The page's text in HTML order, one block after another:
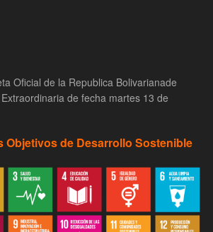
Oficial de la Republica Bolivarianade
de fecha martes 13 de
Objetivos de Desarrollo Sostenible